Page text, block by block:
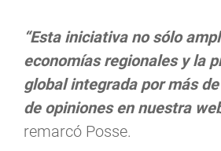
“Esta iniciativa no sólo
economías regionales y la
global integrada por más
de opiniones en nuestra
remarcó Posse.